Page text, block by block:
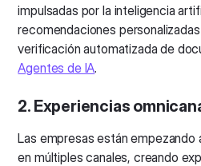
impulsadas por la inteligencia
recomendaciones
verificación automatizada de
Agentes de IA.
2. Experiencias
Las empresas están empezando
en múltiples canales, creando